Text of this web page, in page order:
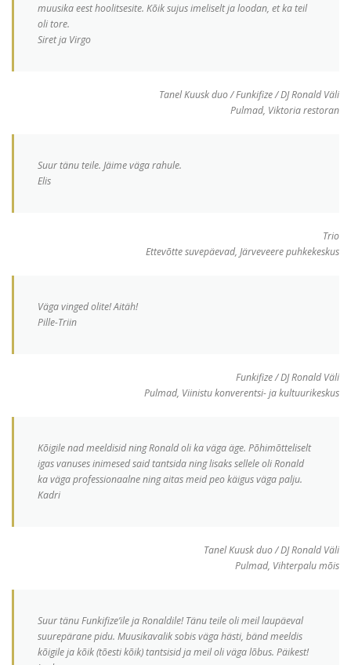
muusika eest hoolitsesite. Kõik sujus imeliselt ja loodan, et ka teil
oli tore.
Siret ja Virgo
Tanel Kuusk duo / Funkifize / DJ Ronald Väli
Pulmad, Viktoria restoran
Suur tänu teile. Jäime väga rahule.
Elis
Trio
Ettevõtte suvepäevad, Järveveere puhkekeskus
Väga vinged olite! Aitäh!
Pille-Triin
Funkifize / DJ Ronald Väli
Pulmad, Viinistu konverentsi- ja kultuurikeskus
Kõigile nad meeldisid ning Ronald oli ka väga äge. Põhimõtteliselt
igas vanuses inimesed said tantsida ning lisaks sellele oli Ronald
ka väga professionaalne ning aitas meid peo käigus väga palju.
Kadri
Tanel Kuusk duo / DJ Ronald Väli
Pulmad, Vihterpalu mõis
Suur tänu Funkifize’ile ja Ronaldile! Tänu teile oli meil laupäeval
suurepärane pidu. Muusikavalik sobis väga hästi, bänd meeldis
kõigile ja kõik (tõesti kõik) tantsisid ja meil oli väga lõbus. Päikest!